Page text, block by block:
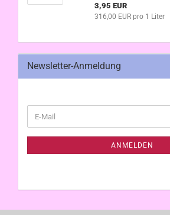
3,95 EUR
316,00 EUR pro 1 Liter
Newsletter-Anmeldung
ZUR
E-
Mail
ANMELDEN